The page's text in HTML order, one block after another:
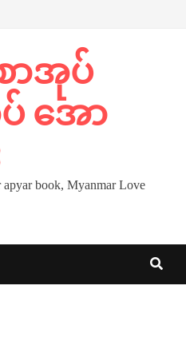
ာအုပ်
အော
book, Myanmar Love